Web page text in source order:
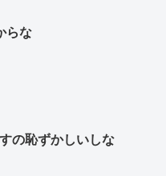
らな
の恥ずかしいしな